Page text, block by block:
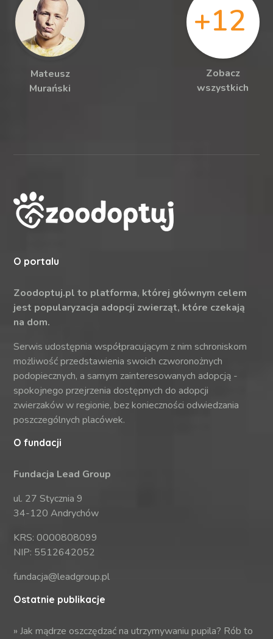
Mateusz
Murański
+12
Zobacz
wszystkich
O portalu
Zoodoptuj.pl to platforma, której głównym celem
jest popularyzacja adopcji zwierząt, które czekają
na dom.
Serwis udostępnia współpracującym z nim schroniskom
możliwość przedstawienia swoich czworonożnych
podopiecznych, a samym zainteresowanych adopcją -
spokojnego przejrzenia dostępnych do adopcji
zwierzaków w regionie, bez konieczności odwiedzania
poszczególnych placówek.
O fundacji
Fundacja Lead Group
ul. 27 Stycznia 9
34-120 Andrychów
KRS: 0000808099
NIP: 5512642052
fundacja@leadgroup.pl
Ostatnie publikacje
»Jak mądrze oszczędzać na utrzymywaniu pupila? Rób to